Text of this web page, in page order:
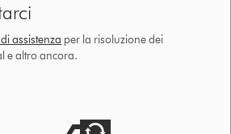
assistenza per la risoluzione dei
e altro ancora.